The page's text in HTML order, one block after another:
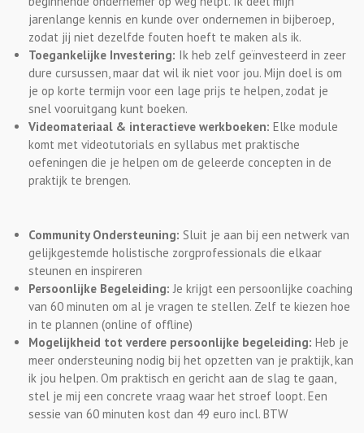
jarenlange kennis en kunde over ondernemen in bijberoep,
zodat jij niet dezelfde fouten hoeft te maken als ik.
Toegankelijke Investering: Ik heb zelf geïnvesteerd in zeer
dure cursussen, maar dat wil ik niet voor jou. Mijn doel is om
je op korte termijn voor een lage prijs te helpen, zodat je
snel vooruitgang kunt boeken.
Videomateriaal & interactieve werkboeken: Elke module
komt met videotutorials en syllabus met praktische
oefeningen die je helpen om de geleerde concepten in de
praktijk te brengen.
Community Ondersteuning: Sluit je aan bij een netwerk van
gelijkgestemde holistische zorgprofessionals die elkaar
steunen en inspireren
Persoonlijke Begeleiding: Je krijgt een persoonlijke coaching
van 60 minuten om al je vragen te stellen. Zelf te kiezen hoe
in te plannen (online of offline)
Mogelijkheid tot verdere persoonlijke begeleiding: Heb je
meer ondersteuning nodig bij het opzetten van je praktijk, kan
ik jou helpen. Om praktisch en gericht aan de slag te gaan,
stel je mij een concrete vraag waar het stroef loopt. Een
sessie van 60 minuten kost dan 49 euro incl. BTW